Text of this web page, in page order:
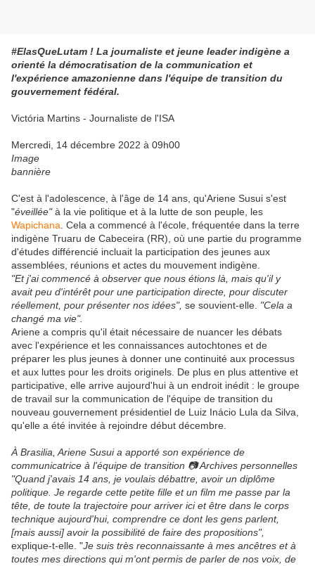
#ElasQueLutam ! La journaliste et jeune leader indigène a
orienté la démocratisation de la communication et
l'expérience amazonienne dans l'équipe de transition du
gouvernement fédéral.
Victória Martins - Journaliste de l'ISA
Mercredi, 14 décembre 2022 à 09h00
Image
bannière
C'est à l'adolescence, à l'âge de 14 ans, qu'Ariene Susui s'est
"éveillée"à la vie politique et à la lutte de son peuple, les
Wapichana . Cela a commencé à l'école, fréquentée dans la terre
indigène Truaru de Cabeceira (RR), où une partie du programme
d'études différencié incluait la participation des jeunes aux
assemblées, réunions et actes du mouvement indigène.
"Et j'ai commencé à observer que nous étions là, mais qu'il y
avait peu d'intérêt pour une participation directe, pour discuter
réellement, pour présenter nos idées", se souvient-elle. "Cela a
changé ma vie".
Ariene a compris qu'il était nécessaire de nuancer les débats
avec l'expérience et les connaissances autochtones et de
préparer les plus jeunes à donner une continuité aux processus
et aux luttes pour les droits originels. De plus en plus attentive et
participative, elle arrive aujourd'hui à un endroit inédit : le groupe
de travail sur la communication de l'équipe de transition du
nouveau gouvernement présidentiel de Luiz Inácio Lula da Silva,
qu'elle a été invitée à rejoindre début décembre.
À Brasilia, Ariene Susui a apporté son expérience de
communicatrice à l'équipe de transition 📷 Archives personnelles
"Quand j'avais 14 ans, je voulais débattre, avoir un diplôme
politique. Je regarde cette petite fille et un film me passe par la
tête, de toute la trajectoire pour arriver ici et être dans le corps
technique aujourd'hui, comprendre ce dont les gens parlent,
[mais aussi] avoir la possibilité de faire des propositions",
explique-t-elle. "Je suis très reconnaissante à mes ancêtres et à
toutes mes directions qui m'ont permis de parler de nos voix, de